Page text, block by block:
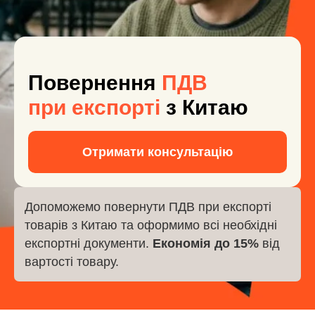
Повернення ПДВ
при експорті з Китаю
Отримати консультацію
Допоможемо повернути ПДВ при експорті
товарів з Китаю та оформимо всі необхідні
експортні документи. Економія до 15% від
вартості товару.